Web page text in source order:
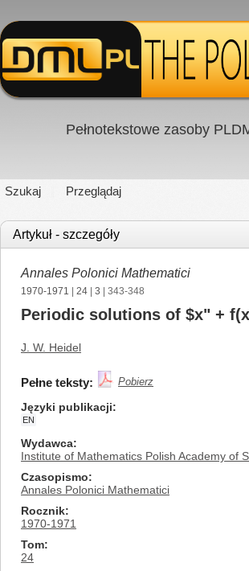
Pełnotekstowe zasoby
Szukaj Przeglądaj
Artykuł - szczegóły
Annales Polonici Mathematici
1970-1971 24 3 | 343-348
Periodic solutions of $x" +
J. W. Heidel
Pełne teksty: Pobierz
Języki publikacji
EN
Wydawca
Institute of Mathematics Polish Academy of
Czasopismo
Annales Polonici Mathematici
Rocznik
1970-1971
Tom
24